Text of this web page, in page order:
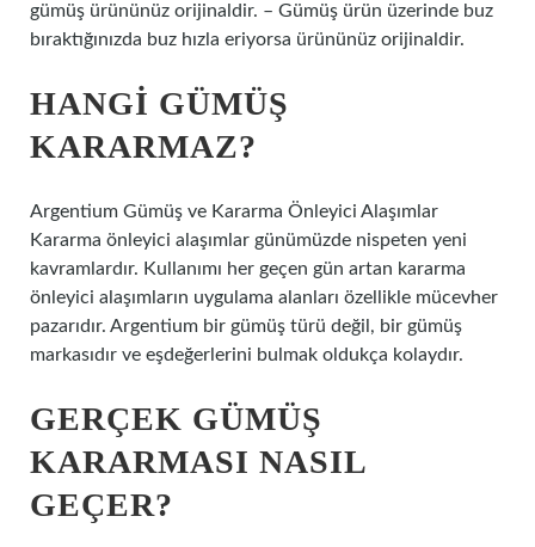
gümüş ürününüz orijinaldir. – Gümüş ürün üzerinde buz
bıraktığınızda buz hızla eriyorsa ürününüz orijinaldir.
HANGI GÜMÜŞ
KARARMAZ?
Argentium Gümüş ve Kararma Önleyici Alaşımlar
Kararma önleyici alaşımlar günümüzde nispeten yeni
kavramlardır. Kullanımı her geçen gün artan kararma
önleyici alaşımların uygulama alanları özellikle mücevher
pazarıdır. Argentium bir gümüş türü değil, bir gümüş
markasıdır ve eşdeğerlerini bulmak oldukça kolaydır.
GERÇEK GÜMÜŞ
KARARMASI NASIL
GEÇER?